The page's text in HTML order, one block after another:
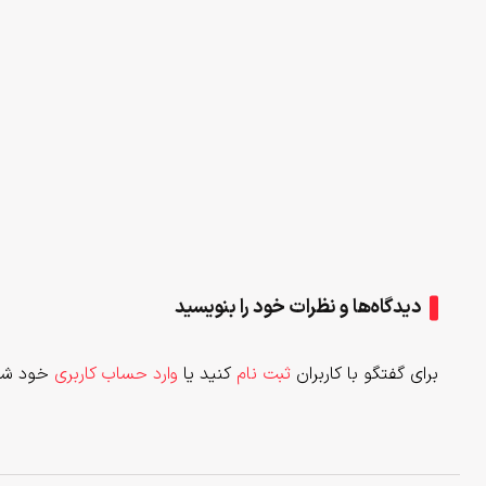
دیدگاه‌ها و نظرات خود را بنویسید
برای گفتگو با کاربران ثبت نام کنید یا وارد حساب کاربری خود